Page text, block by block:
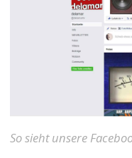
So sieht unsere